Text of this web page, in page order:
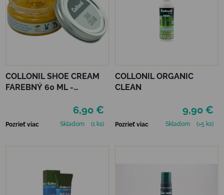
COLLONIL SHOE CREAM
FAREBNÝ 60 ML -
6,90 €
Pozrieť viac Skladom (1 ks)
COLLONIL ORGANIC
CLEAN
9,90 €
Pozrieť viac Skladom (>5 ks)